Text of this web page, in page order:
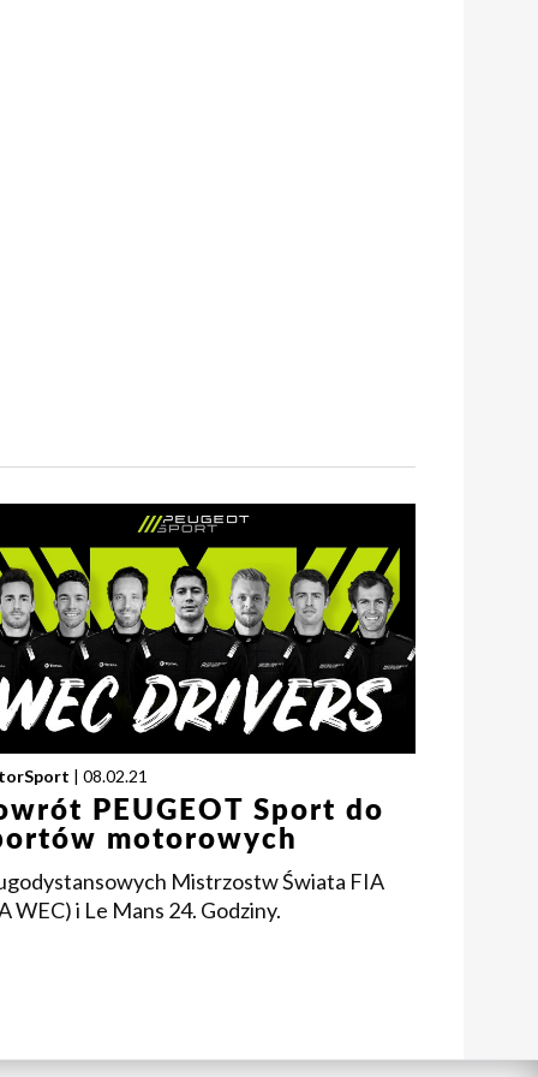
| 08.02.21
PEUGEOT Sport do
motorowych
Mistrzostw Świata FIA
WEC) i Le Mans 24. Godziny.